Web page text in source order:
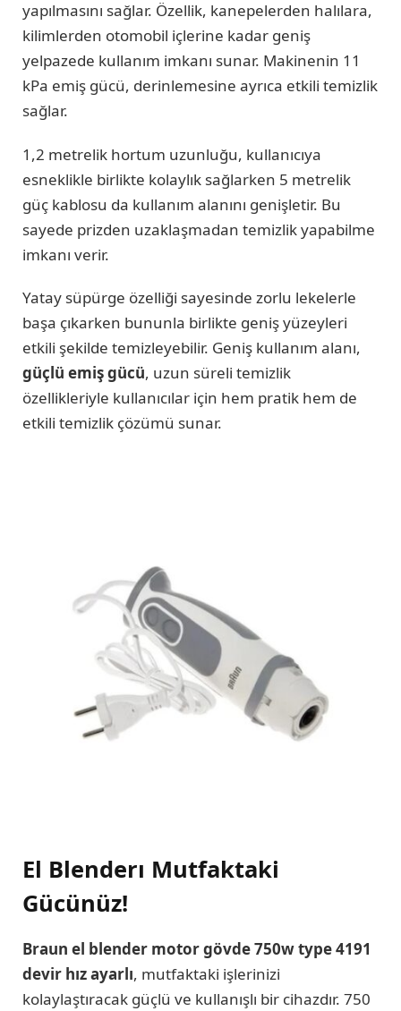
yapılmasını sağlar. Özellik, kanepelerden halılara,
kilimlerden otomobil içlerine kadar geniş
yelpazede kullanım imkanı sunar. Makinenin 11
kPa emiş gücü, derinlemesine ayrıca etkili temizlik
sağlar.
1,2 metrelik hortum uzunluğu, kullanıcıya
esneklikle birlikte kolaylık sağlarken 5 metrelik
güç kablosu da kullanım alanını genişletir. Bu
sayede prizden uzaklaşmadan temizlik yapabilme
imkanı verir.
Yatay süpürge özelliği sayesinde zorlu lekelerle
başa çıkarken bununla birlikte geniş yüzeyleri
etkili şekilde temizleyebilir. Geniş kullanım alanı,
güçlü emiş gücü, uzun süreli temizlik
özellikleriyle kullanıcılar için hem pratik hem de
etkili temizlik çözümü sunar.
El Blenderı Mutfaktaki
Gücünüz!
Braun el blender motor gövde 750w type 4191
devir hız ayarlı, mutfaktaki işlerinizi
kolaylaştıracak güçlü ve kullanışlı bir cihazdır. 750